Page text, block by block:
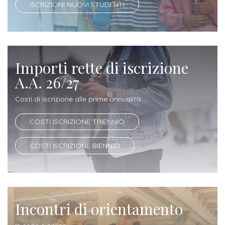
Iscrizione
SERVIZI
Costi
iscrizione
triennio
Costi
iscrizione
biennio
Come
Opportunità
ISCRIZIONI NUOVI STUDENTI
Importi rette di iscrizione
A.A. 26/27
Costi di iscrizione alle prime annualità
COSTI ISCRIZIONE TRIENNIO
COSTI ISCRIZIONE BIENNIO
Incontri di orientamento